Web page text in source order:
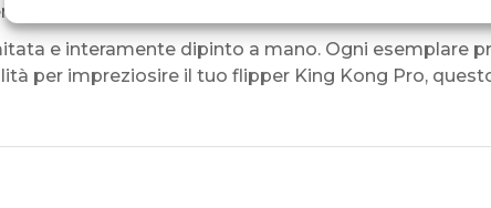
un’avventura più coinvolgente e spettacolare
e interamente dipinto a mano. Ogni esemplare
per impreziosire il tuo flipper King Kong Pro,